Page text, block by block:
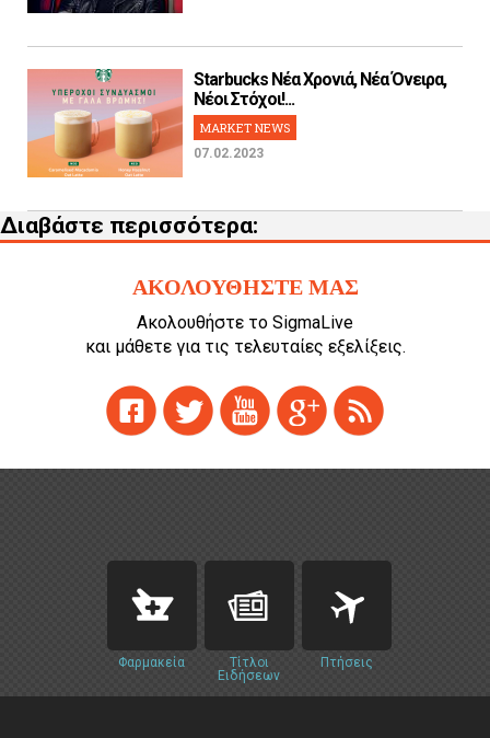
Starbucks Νέα Χρονιά, Νέα Όνειρα,
Νέοι Στόχοι!...
MARKET NEWS
07.02.2023
Διαβάστε περισσότερα:
ΑΚΟΛΟΥΘΗΣΤΕ ΜΑΣ
Ακολουθήστε το SigmaLive
και μάθετε για τις τελευταίες εξελίξεις.
Φαρμακεία
Τίτλοι
Ειδήσεων
Πτήσεις